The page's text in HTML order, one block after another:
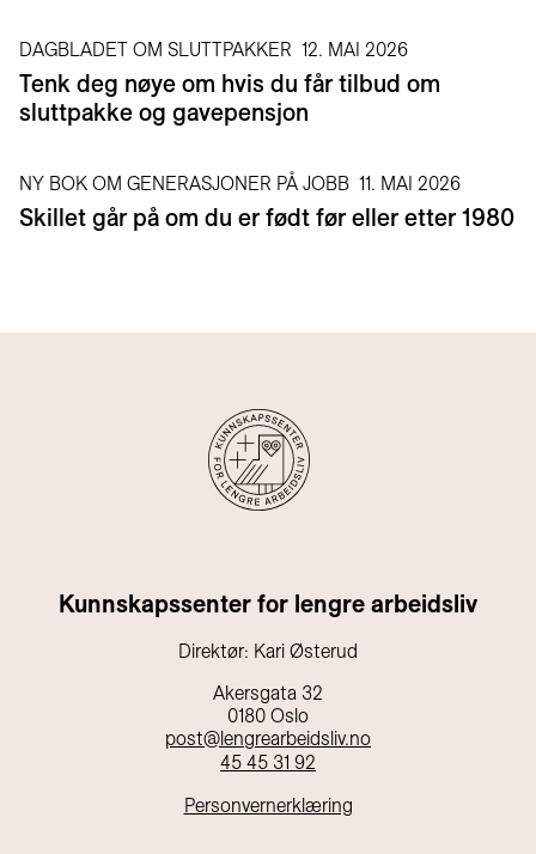
DAGBLADET OM SLUTTPAKKER 12. MAI 2026
Tenk deg nøye om hvis du får tilbud om
sluttpakke og gavepensjon
NY BOK OM GENERASJONER PÅ JOBB 11. MAI 2026
Skillet går på om du er født før eller etter 1980
Kunnskapssenter for lengre arbeidsliv
Direktør: Kari Østerud
Akersgata 32
0180 Oslo
post@lengrearbeidsliv.no
45 45 31 92
Personvernerklæring